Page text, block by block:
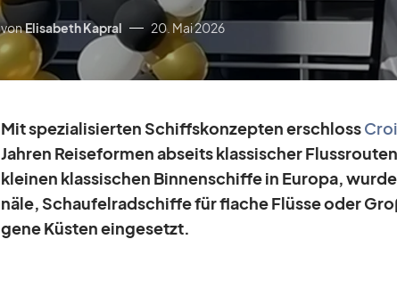
vonElisabeth Kapral 20. Mai 2026
Mit spe­zia­li­sier­ten Schiffs­kon­zep­ten er­schloss
Jah­ren Rei­se­for­men ab­seits klas­si­scher
klei­nen klas­si­schen Bin­nen­schiffe in Eu­ropa,
näle, Schau­fel­rad­schiffe für fla­che Flüsse oder
gene Küs­ten ein­ge­setzt.